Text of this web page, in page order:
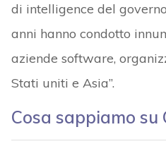
di intelligence del
anni hanno condotto
aziende software,
Stati uniti e Asia”.
Cosa sappiamo su